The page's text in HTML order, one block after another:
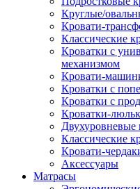
Круглые/
Кровати-
Классические
Кроватки с
механизмом
Кровати-
Кроватки с
Кроватки с
Кроватки-
Двухуровневые
Классические
Кровати-
Аксессуары
Матрасы